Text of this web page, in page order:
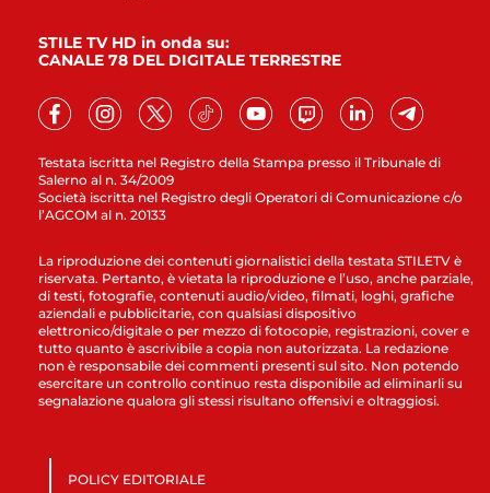
Testata iscritta nel Registro della Stampa presso il Tribunale di
Salerno al n. 34/2009
Società iscritta nel Registro degli Operatori di Comunicazione c/o
l’AGCOM al n. 20133
STILE TV HD in onda su:
CANALE 78 DEL DIGITALE TERRESTRE
La riproduzione dei contenuti giornalistici della testata STILETV è
riservata. Pertanto, è vietata la riproduzione e l’uso, anche parziale,
di testi, fotografie, contenuti audio/video, filmati, loghi, grafiche
aziendali e pubblicitarie, con qualsiasi dispositivo
elettronico/digitale o per mezzo di fotocopie, registrazioni, cover e
tutto quanto è ascrivibile a copia non autorizzata. La redazione
non è responsabile dei commenti presenti sul sito. Non potendo
esercitare un controllo continuo resta disponibile ad eliminarli su
segnalazione qualora gli stessi risultano offensivi e oltraggiosi.
POLICY EDITORIALE